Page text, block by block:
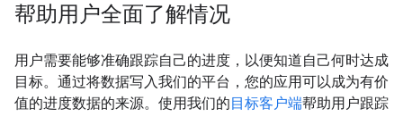
帮助用户全面了解情况
用户需要能够准确跟踪自己的进度，以便知道自己何时达成
目标。通过将数据写入我们的平台，您的应用可以成为有价
值的进度数据的来源。使用我们的 目标客户端帮助用户跟踪